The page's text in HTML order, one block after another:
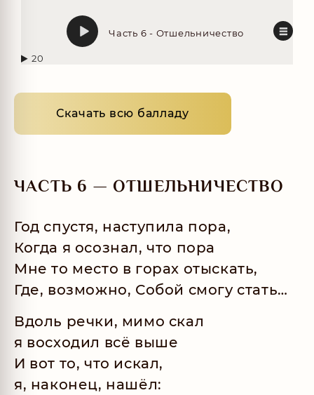
Часть 6 - Отшельничество
20
Скачать всю балладу
ЧАСТЬ 6 — ОТШЕЛЬНИЧЕСТВО
Год спустя, наступила пора,
Когда я осознал, что пора
Мне то место в горах отыскать,
Где, возможно, Собой смогу стать…
Вдоль речки, мимо скал
я восходил всё выше
И вот то, что искал,
я, наконец, нашёл: